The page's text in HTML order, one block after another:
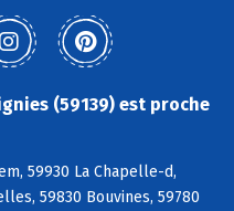
(59139) est proche
59930 La Chapelle-d,
59830 Bouvines, 59780